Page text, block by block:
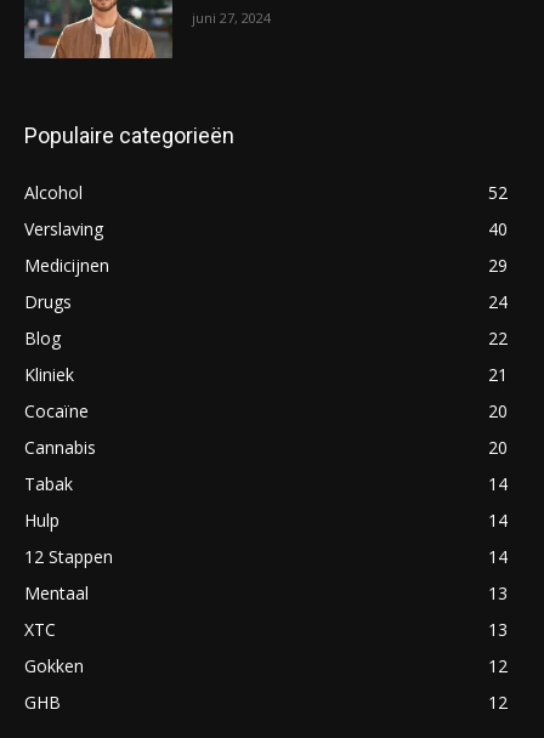
juni 27, 2024
Populaire categorieën
Alcohol
52
Verslaving
40
Medicijnen
29
Drugs
24
Blog
22
Kliniek
21
Cocaïne
20
Cannabis
20
Tabak
14
Hulp
14
12 Stappen
14
Mentaal
13
XTC
13
Gokken
12
GHB
12